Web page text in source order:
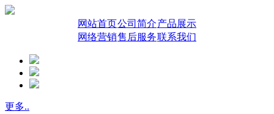
网站首页公司简介产品展示
网络营销售后服务联系我们
更多..